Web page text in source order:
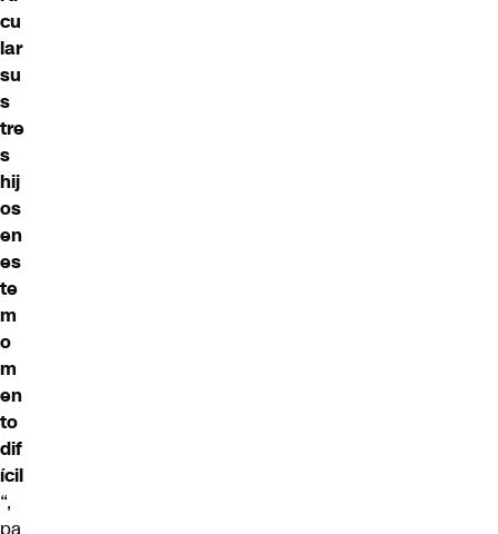
cu
lar
su
s
tre
s
hij
os
en
es
te
m
o
m
en
to
dif
ícil
“,
pa